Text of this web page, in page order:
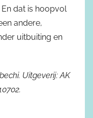
dat is hoopvol
andere,
uitbuiting en
Uitgeverij: AK